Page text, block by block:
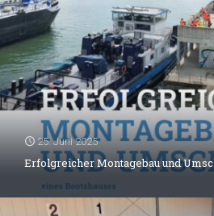
25. Juni 2025
Erfolgreicher Montagebau und